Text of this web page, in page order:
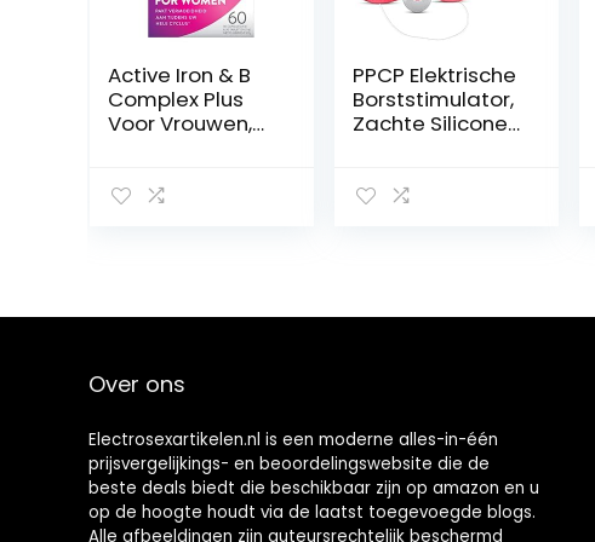
Active Iron & B
Complex Plus
Voor Vrouwen,
Hoge Sterkte, 1
PPCP Elektrische
Borststimulator,
Zachte Siliconen
Draagbare
Over ons
Electrosexartikelen.nl is een moderne alles-in-één
prijsvergelijkings- en beoordelingswebsite die de
beste deals biedt die beschikbaar zijn op amazon en u
op de hoogte houdt via de laatst toegevoegde blogs.
Alle afbeeldingen zijn auteursrechtelijk beschermd